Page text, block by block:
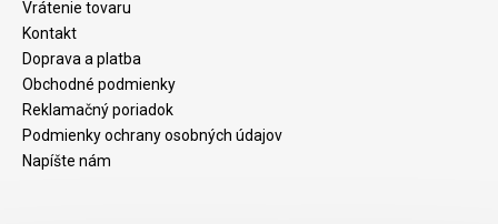
Vrátenie tovaru
Kontakt
Doprava a platba
Obchodné podmienky
Reklamačný poriadok
Podmienky ochrany osobných údajov
Napíšte nám